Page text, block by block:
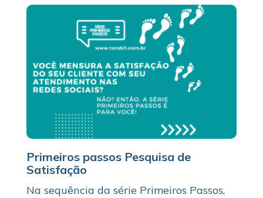
Primeiros passos Pesquisa de
Satisfação
Na sequência da série Primeiros Passos,